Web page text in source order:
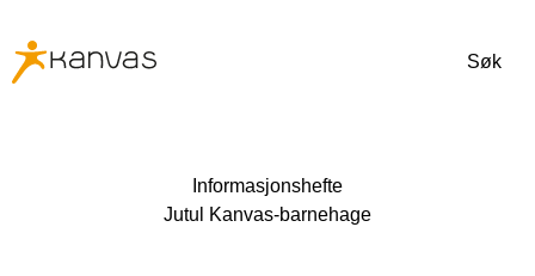
Søk
Informasjonshefte
Jutul Kanvas-barnehage